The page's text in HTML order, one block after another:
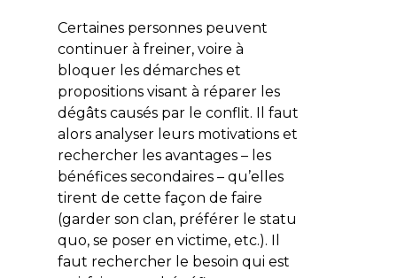
Certaines personnes peuvent
continuer à freiner, voire à
bloquer les démarches et
propositions visant à réparer les
dégâts causés par le conflit. Il faut
alors analyser leurs motivations et
rechercher les avantages – les
bénéfices secondaires – qu’elles
tirent de cette façon de faire
(garder son clan, préférer le statu
quo, se poser en victime, etc.). Il
faut rechercher le besoin qui est